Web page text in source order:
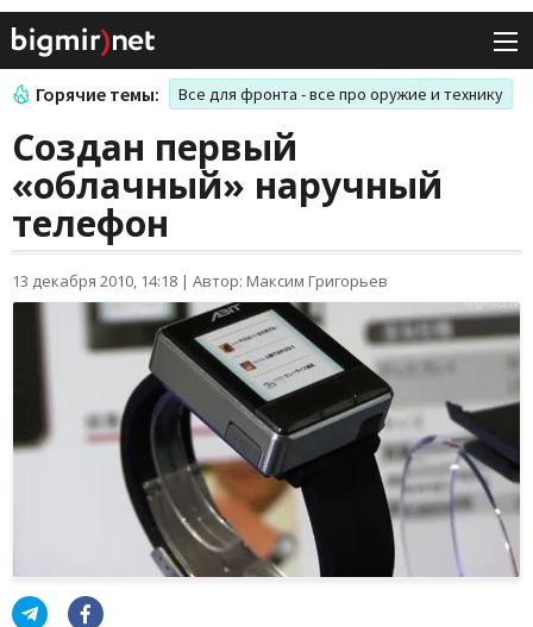
Горячие темы: Все для фронта - все про оружие и технику
Создан первый
«облачный» наручный
телефон
13 декабря 2010, 14:18 | Автор: Максим Григорьев